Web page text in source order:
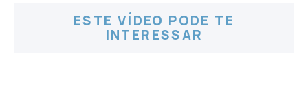
ESTE VÍDEO PODE TE
INTERESSAR